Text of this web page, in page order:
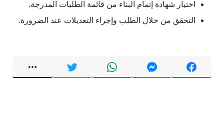
اختيار شهادة إتمام البناء من قائمة الطلبات المدرجة.
التحقق من حلال الطلب وإجراء التعديلات عند الضرورة.